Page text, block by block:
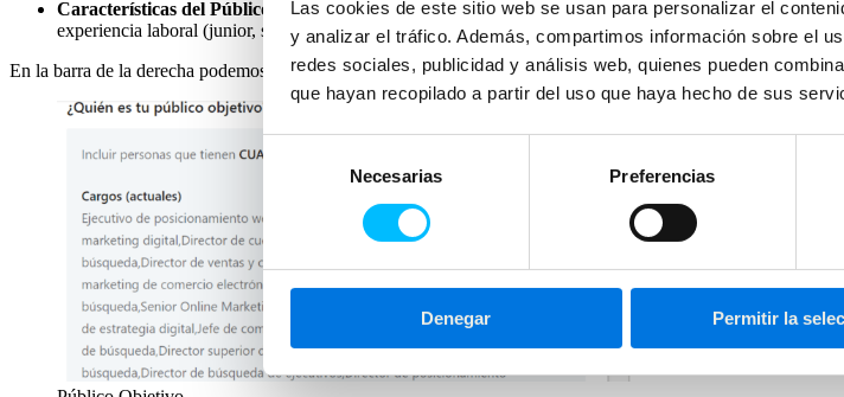
Las cookies de este sitio web se usan para personalizar el
y analizar el tráfico. Además, compartimos información sobre el
redes sociales, publicidad y análisis web, quienes pueden
que hayan recopilado a partir del uso que haya hecho de sus
Selección
consentimiento
Necesarias Preferencias
Denegar Permitir la
Características del Público
: En esta sección puedes seleccionar miembros según a la empresa que
experiencia laboral (junior, senior, jefe…) o incluso intereses de los usuarios.
En la barra de la derecha podemos
ver continuamente una previsión de los resultadospara ver si la